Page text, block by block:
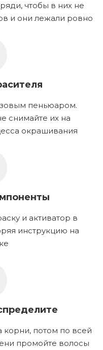
чтобы в них не
и они лежали ровно
пеньюаром.
снимайте их на
окрашивания
и активатор в
инструкцию на
корни, потом по всей
промойте волосы